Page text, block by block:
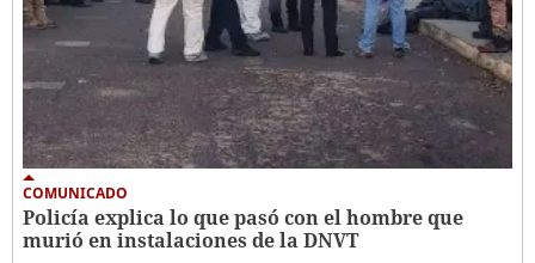
COMUNICADO
Policía explica lo que pasó con el hombre que
murió en instalaciones de la DNVT